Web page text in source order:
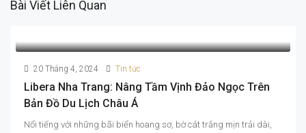
Bài Viết Liên Quan
20 Tháng 4, 2024 Tin tức
Libera Nha Trang: Nâng Tầm Vịnh Đảo Ngọc Trên
Bản Đồ Du Lịch Châu Á
Nổi tiếng với những bãi biển hoang sơ, bờ cát trắng mịn trải dài,